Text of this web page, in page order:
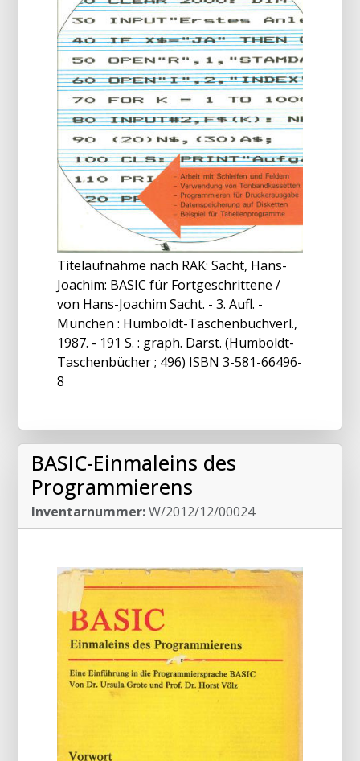
Titelaufnahme nach RAK: Sacht, Hans-
Joachim: BASIC für Fortgeschrittene /
von Hans-Joachim Sacht. - 3. Aufl. -
München : Humboldt-Taschenbuchverl.,
1987. - 191 S. : graph. Darst. (Humboldt-
Taschenbücher ; 496) ISBN 3-581-66496-
8
BASIC-Einmaleins des
Programmierens
Inventarnummer:W/2012/12/00024